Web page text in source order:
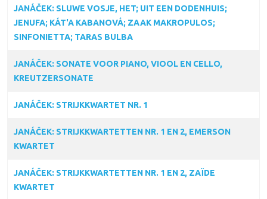
JANÁČEK: SLUWE VOSJE, HET; UIT EEN DODENHUIS;
JENUFA; KÁT'A KABANOVÁ; ZAAK MAKROPULOS;
SINFONIETTA; TARAS BULBA
JANÁČEK: SONATE VOOR PIANO, VIOOL EN CELLO,
KREUTZERSONATE
JANÁČEK: STRIJKKWARTET NR. 1
JANÁČEK: STRIJKKWARTETTEN NR. 1 EN 2, EMERSON
KWARTET
JANÁČEK: STRIJKKWARTETTEN NR. 1 EN 2, ZAÏDE
KWARTET